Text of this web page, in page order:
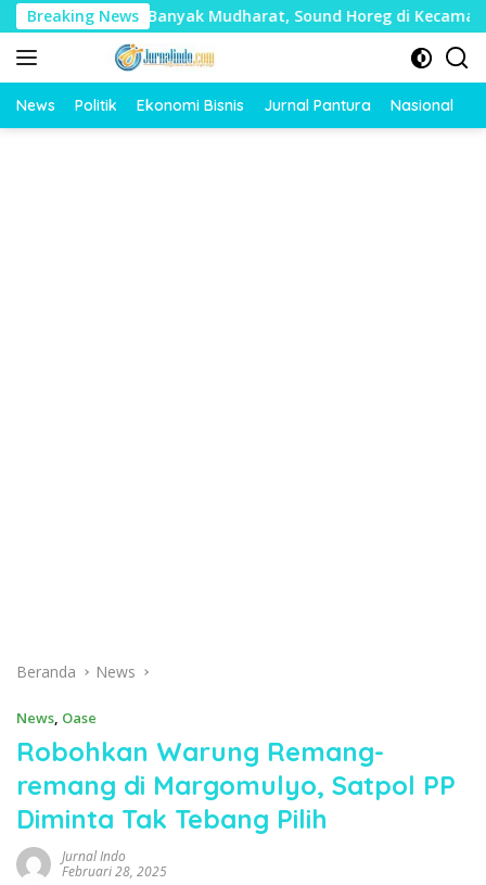
Langsung
ke
konten
Breaking NewsBanyak Mudharat, Sound Horeg di Kecamatan
News Politik Ekonomi Bisnis Jurnal Pantura Nasional
Beranda News
News, Oase
Robohkan Warung Remang-
remang di Margomulyo, Satpol PP
Diminta Tak Tebang Pilih
Jurnal Indo
Februari 28, 2025